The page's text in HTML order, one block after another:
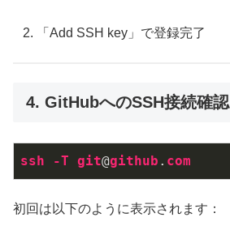
「Add SSH key」で登録完了
4. GitHubへのSSH接続確認
ssh -T git@github . com
初回は以下のように表示されます：